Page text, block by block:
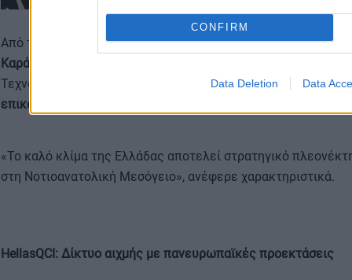
CONFIRM
Data Deletion Data
Από την πλευρά του, οΓενικός Γραμματέας
Καράντζαλος
Τεχνολογίας», επισημαίνοντας ότι η Ελλάδαεπενδύει τόσο
επικοινωνίας
«Το καλό κλίμα της Ελλάδας αποτελεί στρατηγικό
στη Νοτιοανατολική Μεσόγειο», ανέφερε χαρακτηριστικά.
HellasQCI: Δίκτυο αιχμής με πανευρωπαϊκές προεκτάσεις